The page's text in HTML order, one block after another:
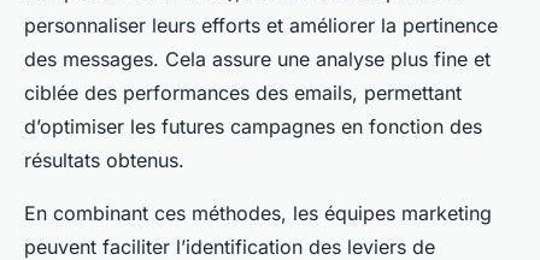
personnaliser leurs efforts et améliorer la pertinence
des messages. Cela assure une analyse plus fine et
ciblée des performances des emails, permettant
d’optimiser les futures campagnes en fonction des
résultats obtenus.
En combinant ces méthodes, les équipes marketing
peuvent faciliter l’identification des leviers de